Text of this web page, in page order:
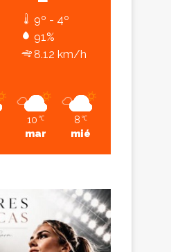
9º - 4º
91%
8.12 km/h
10 ℃
mar
8 ℃
mié